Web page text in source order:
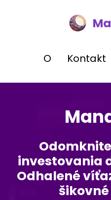
O Kontakt
investovania
Odhalené